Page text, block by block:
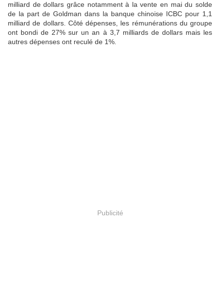
milliard de dollars grâce notamment à la vente en mai du solde
de la part de Goldman dans la banque chinoise ICBC pour 1,1
milliard de dollars. Côté dépenses, les rémunérations du groupe
ont bondi de 27% sur un an à 3,7 milliards de dollars mais les
autres dépenses ont reculé de 1%.
Publicité